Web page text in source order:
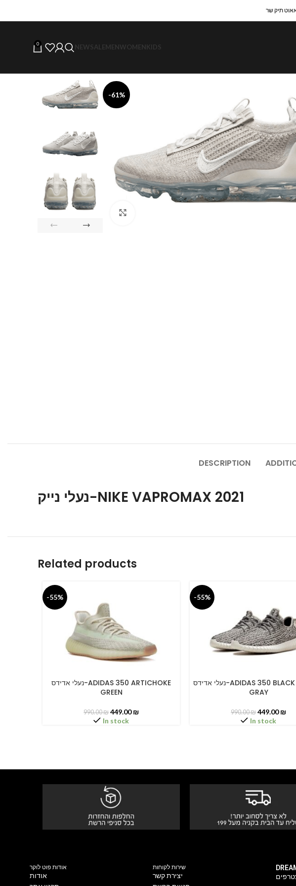
0 NEWSALEMENWOMENKIDS
-61%
DESCRIPTION
נעלי נייק-NIKE VAPROMAX 2021
Related products
-55%
SELECT OPTIONS
נעלי אדידס-ADIDAS 350 ARTICHOKE
GREEN
990.00₪ 449.00₪
In stock
-55%
SELECT OPTIONS
נעלי אדידס-ADIDAS 350 BLACK – LIGHT
GRAY
990.00₪ 449.00₪
In stock
אודות פוט לוקר
אודות
שירות לקוחות
יצירת קשר